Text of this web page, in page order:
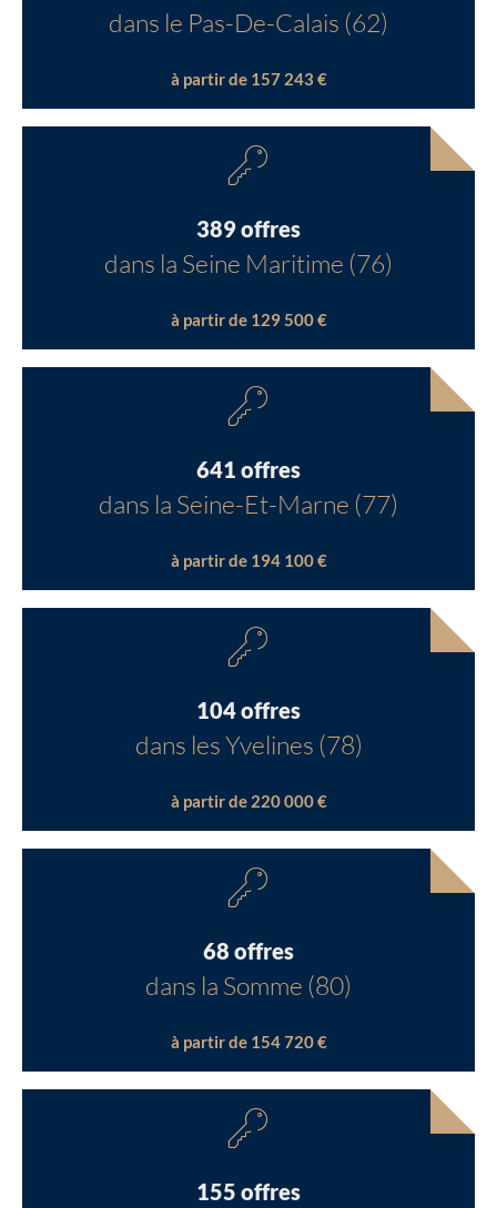
dans le Pas-De-Calais (62)
à partir de 157 243 €
389 offres
dans la Seine Maritime (76)
à partir de 129 500 €
641 offres
dans la Seine-Et-Marne (77)
à partir de 194 100 €
104 offres
dans les Yvelines (78)
à partir de 220 000 €
68 offres
dans la Somme (80)
à partir de 154 720 €
155 offres